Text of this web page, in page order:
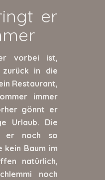
er
vorbei ist,
zurück in die
Restaurant,
immer
gönnt er
Urlaub. Die
er noch so
kein Baum im
natürlich,
noch